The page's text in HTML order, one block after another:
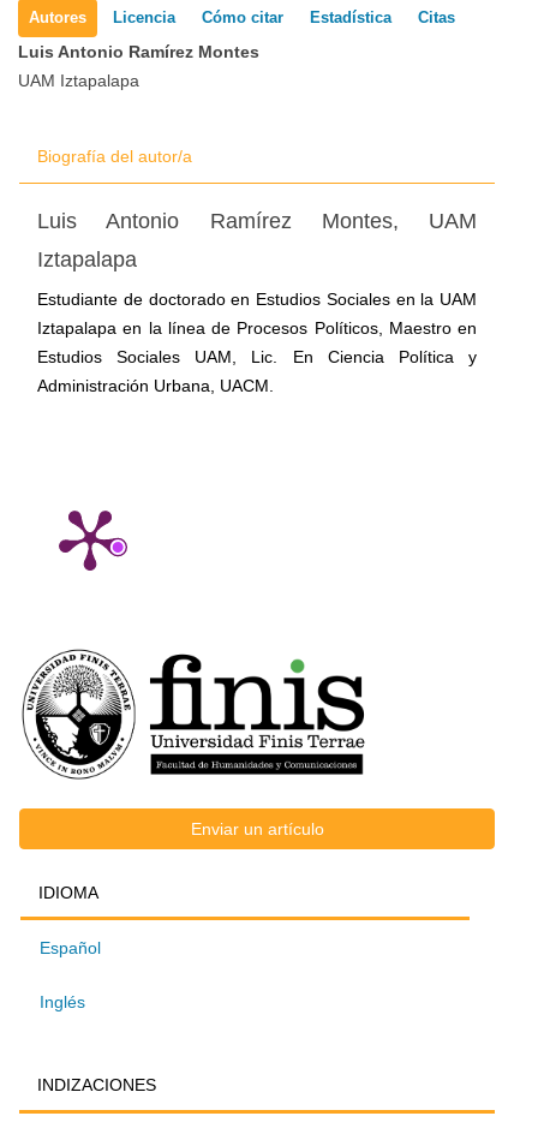
del
artículo
Autores Licencia Cómo citar Estadística Citas
Luis Antonio Ramírez Montes
UAM Iztapalapa
Biografía del autor/a
Luis Antonio Ramírez Montes, UAM
Iztapalapa
Estudiante de doctorado en Estudios Sociales en la UAM
Iztapalapa en la línea de Procesos Políticos, Maestro en
Estudios Sociales UAM, Lic. En Ciencia Política y
Administración Urbana, UACM.
FACULTAD
Enviar
un
artículo
Enviar un artículo
IDIOMA
IDIOMA
Español
Inglés
INDIZACIONES